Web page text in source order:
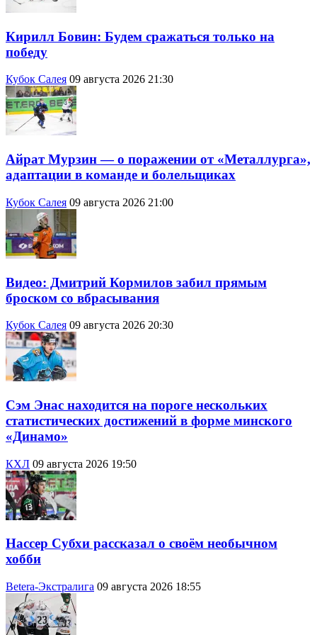
Кирилл Бовин: Будем сражаться только на
победу
Кубок Салея 09 августа 2026 21:30
Айрат Мурзин — о поражении от «Металлурга»,
адаптации в команде и болельщиках
Кубок Салея 09 августа 2026 21:00
Видео: Дмитрий Кормилов забил прямым
броском со вбрасывания
Кубок Салея 09 августа 2026 20:30
Сэм Энас находится на пороге нескольких
статистических достижений в форме минского
«Динамо»
КХЛ 09 августа 2026 19:50
Нассер Субхи рассказал о своём необычном
хобби
Betera-Экстралига 09 августа 2026 18:55